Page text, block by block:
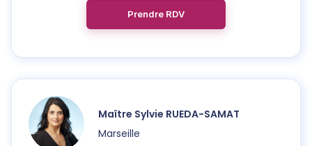
Prendre RDV
Maître Sylvie RUEDA-SAMAT
Marseille